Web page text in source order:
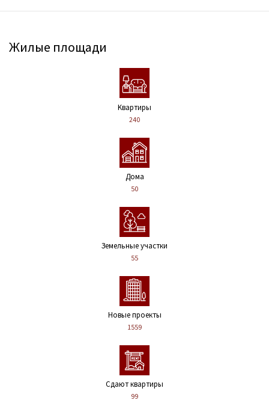
Жилые площади
Kвартиры
240
Дома
50
Земельные участки
55
Новые проекты
1559
Сдают квартиры
99